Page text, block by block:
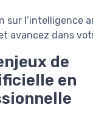
sur l’intelligence
avancez dans
de
en